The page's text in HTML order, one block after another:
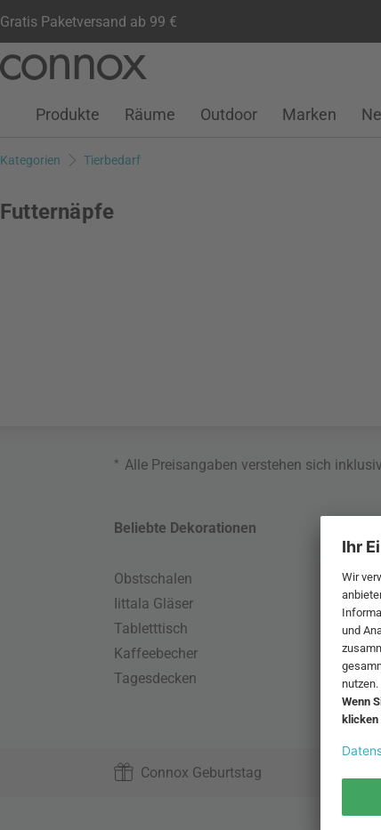
Gratis Paketversand ab 99 €
Seiteninhalt
Suchfeld
Kundenkonto
Wunschliste
Warenkorb
Produkte Räume Outdoor Marken
Kategorien Tierbedarf
Futternäpfe
* Alle Preisangaben verstehen sich
Beliebte Dekorationen
Obstschalen
Iittala Gläser
Tabletttisch
Kaffeebecher
Tagesdecken
Connox Geburtstag